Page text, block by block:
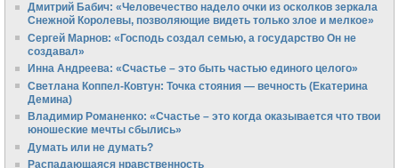
Дмитрий Бабич: «Человечество надело очки из осколков зеркала
Снежной Королевы, позволяющие видеть только злое и мелкое»
Сергей Марнов: «Господь создал семью, а государство Он не
создавал»
Инна Андреева: «Счастье – это быть частью единого целого»
Светлана Коппел-Ковтун: Точка стояния — вечность (Екатерина
Демина)
Владимир Романенко: «Счастье – это когда оказывается что твои
юношеские мечты сбылись»
Думать или не думать?
Распадающаяся нравственность